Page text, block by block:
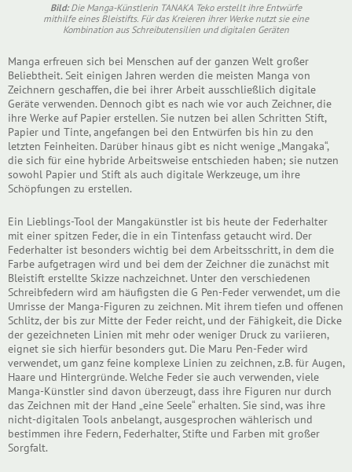
Bild:Die Manga-Künstlerin TANAKA Teko erstellt ihre Entwürfe
mithilfe eines Bleistifts. Für das Kreieren ihrer Werke nutzt sie eine
Kombination aus Schreibutensilien und digitalen Geräten
Manga erfreuen sich bei Menschen auf der ganzen Welt großer
Beliebtheit. Seit einigen Jahren werden die meisten Manga von
Zeichnern geschaffen, die bei ihrer Arbeit ausschließlich digitale
Geräte verwenden. Dennoch gibt es nach wie vor auch Zeichner, die
ihre Werke auf Papier erstellen. Sie nutzen bei allen Schritten Stift,
Papier und Tinte, angefangen bei den Entwürfen bis hin zu den
letzten Feinheiten. Darüber hinaus gibt es nicht wenige „Mangaka“,
die sich für eine hybride Arbeitsweise entschieden haben; sie nutzen
sowohl Papier und Stift als auch digitale Werkzeuge, um ihre
Schöpfungen zu erstellen.
Ein Lieblings-Tool der Mangakünstler ist bis heute der Federhalter
mit einer spitzen Feder, die in ein Tintenfass getaucht wird. Der
Federhalter ist besonders wichtig bei dem Arbeitsschritt, in dem die
Farbe aufgetragen wird und bei dem der Zeichner die zunächst mit
Bleistift erstellte Skizze nachzeichnet. Unter den verschiedenen
Schreibfedern wird am häufigsten die G Pen-Feder verwendet, um die
Umrisse der Manga-Figuren zu zeichnen. Mit ihrem tiefen und offenen
Schlitz, der bis zur Mitte der Feder reicht, und der Fähigkeit, die Dicke
der gezeichneten Linien mit mehr oder weniger Druck zu variieren,
eignet sie sich hierfür besonders gut. Die Maru Pen-Feder wird
verwendet, um ganz feine komplexe Linien zu zeichnen, z.B. für Augen,
Haare und Hintergründe. Welche Feder sie auch verwenden, viele
Manga-Künstler sind davon überzeugt, dass ihre Figuren nur durch
das Zeichnen mit der Hand „eine Seele“ erhalten. Sie sind, was ihre
nicht-digitalen Tools anbelangt, ausgesprochen wählerisch und
bestimmen ihre Federn, Federhalter, Stifte und Farben mit großer
Sorgfalt.